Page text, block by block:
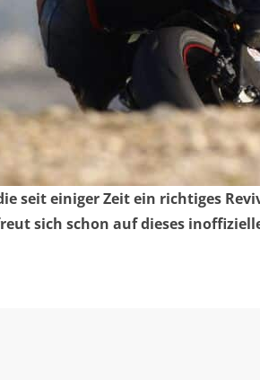
seit einiger Zeit ein richtiges
sich schon auf dieses